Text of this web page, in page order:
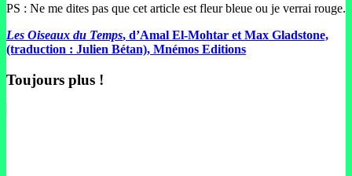
PS : Ne me dites pas que cet article est fleur bleue ou je verrai rouge.
Les Oiseaux du Temps, d’Amal El-Mohtar et Max Gladstone,
(traduction : Julien Bétan), Mnémos Editions
Toujours plus !